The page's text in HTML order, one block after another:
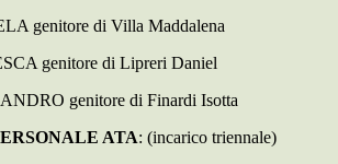
genitore di Villa Maddalena
genitore di Lipreri Daniel
genitore di Finardi Isotta
ATA: (incarico triennale)